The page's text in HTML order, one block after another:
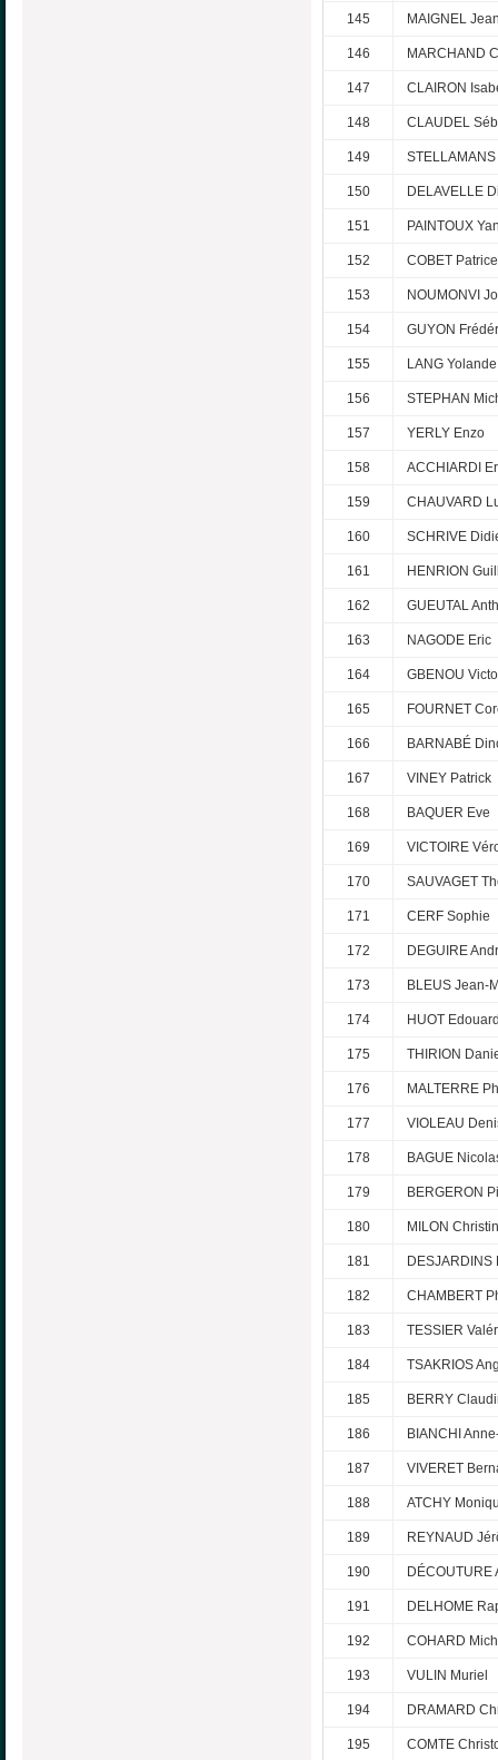
145 MAIGNEL
146 MARCHAND
147 CLAIRON
148 CLAUDEL
149
150 DELAVELLE
151 PAINTOUX
152 COBET Patrice
153 NOUMONVI
154 GUYON
155 LANG Yolande
156 STEPHAN
157 YERLY Enzo
158 ACCHIARDI
159 CHAUVARD
160 SCHRIVE
161 HENRION
162 GUEUTAL
163 NAGODE Eric
164 GBENOU
165 FOURNET
166 BARNABÉ
167 VINEY Patrick
168 BAQUER Eve
169 VICTOIRE
170 SAUVAGET
171 CERF Sophie
172 DEGUIRE
173 BLEUS Jean-
174 HUOT
175 THIRION
176 MALTERRE
177 VIOLEAU
178 BAGUE
179 BERGERON
180 MILON
181 DESJARDINS
182 CHAMBERT
183 TESSIER
184 TSAKRIOS
185 BERRY
186 BIANCHI
187 VIVERET
188 ATCHY
189 REYNAUD
190 DÉCOUTURE
191 DELHOME
192 COHARD
193 VULIN Muriel
194 DRAMARD
195 COMTE